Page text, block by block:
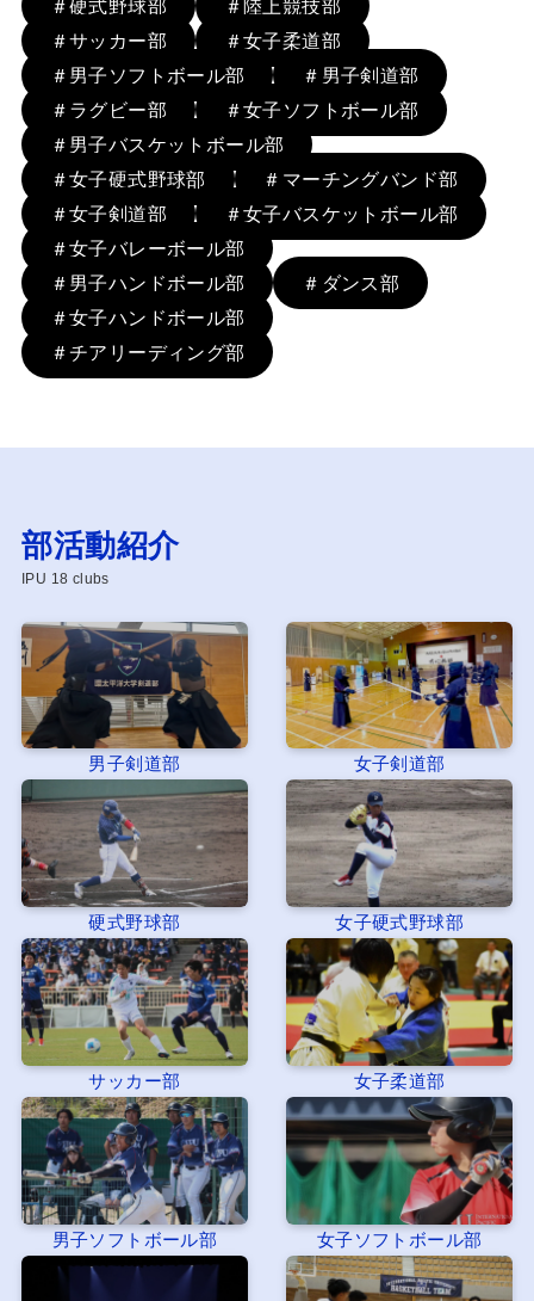
＃硬式野球部
＃陸上競技部
＃サッカー部
＃女子柔道部
＃男子ソフトボール部
＃男子剣道部
＃ラグビー部
＃女子ソフトボール部
＃男子バスケットボール部
＃女子硬式野球部
＃マーチングバンド部
＃女子剣道部
＃女子バスケットボール部
＃女子バレーボール部
＃男子ハンドボール部
＃ダンス部
＃女子ハンドボール部
＃チアリーディング部
部活動紹介
IPU 18 clubs
男子剣道部 女子剣道部
硬式野球部 女子硬式野球部
サッカー部 女子柔道部
男子ソフトボール部 女子ソフトボール部